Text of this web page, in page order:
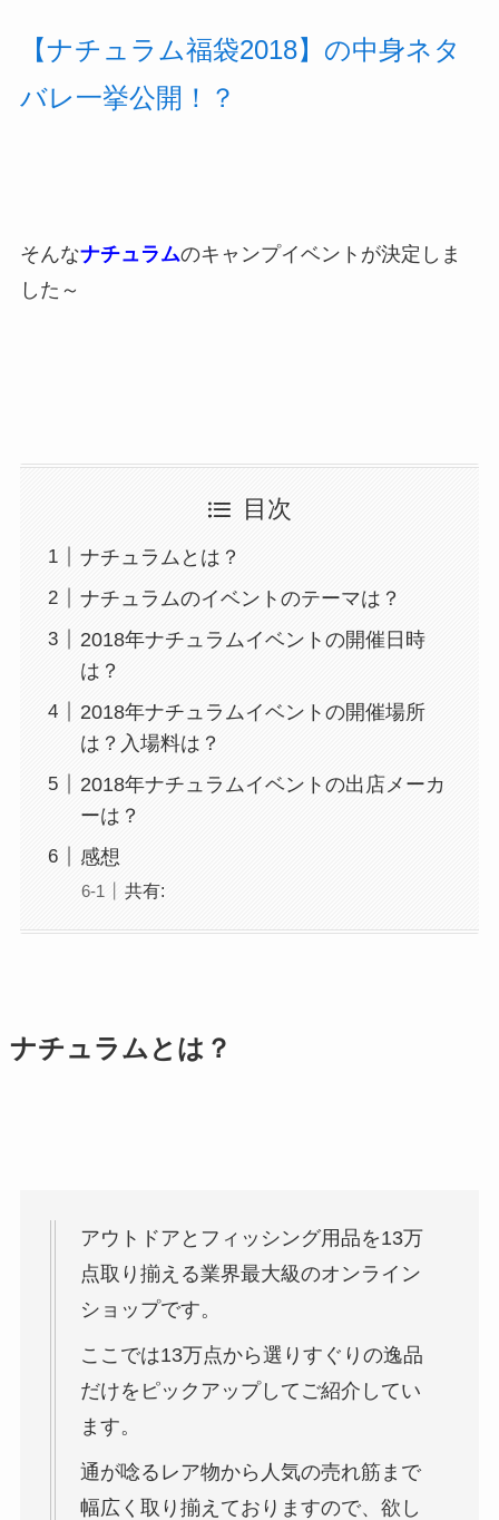
【ナチュラム福袋2018】の中身ネタ
バレ一挙公開！？
そんなナチュラムのキャンプイベントが決定しま
した～
目次
ナチュラムとは？
ナチュラムのイベントのテーマは？
2018年ナチュラムイベントの開催日時
は？
2018年ナチュラムイベントの開催場所
は？入場料は？
2018年ナチュラムイベントの出店メーカ
ーは？
感想
共有:
ナチュラムとは？
アウトドアとフィッシング用品を13万
点取り揃える業界最大級のオンライン
ショップです。
ここでは13万点から選りすぐりの逸品
だけをピックアップしてご紹介してい
ます。
通が唸るレア物から人気の売れ筋まで
幅広く取り揃えておりますので、欲し